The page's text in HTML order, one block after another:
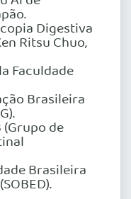
Digestiva
Ritsu Chuo,
Faculdade
Brasileira
de
Brasileira